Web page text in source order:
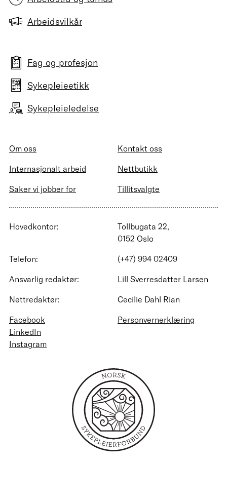
Arbeidsvilkår
Fag og profesjon
Sykepleieetikk
Sykepleieledelse
Om oss
Kontakt oss
Internasjonalt arbeid
Nettbutikk
Saker vi jobber for
Tillitsvalgte
Hovedkontor:
Tollbugata 22,
0152 Oslo
Telefon:
(+47) 994 02409
Ansvarlig redaktør:
Lill Sverresdatter Larsen
Nettredaktør:
Cecilie Dahl Rian
Facebook
LinkedIn
Instagram
Personvernerklæring